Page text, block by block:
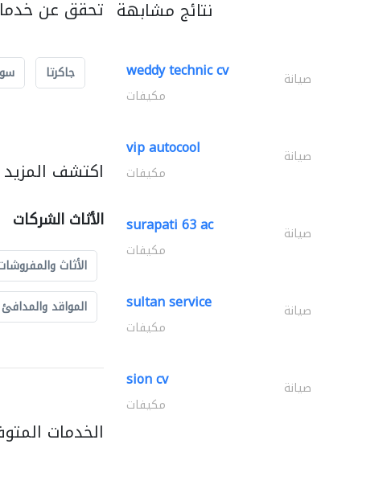
تحقق عن
جاكرتا
اكتشف المزيد
الأثاث الشركات
الأثاث
المواقد والمدافئ
الخدمات
نتائج مشابهة
weddy technic cv صيانة
مكيفات
vip autocool صيانة
مكيفات
surapati 63 ac صيانة
مكيفات
sultan service صيانة
مكيفات
sion cv صيانة
مكيفات